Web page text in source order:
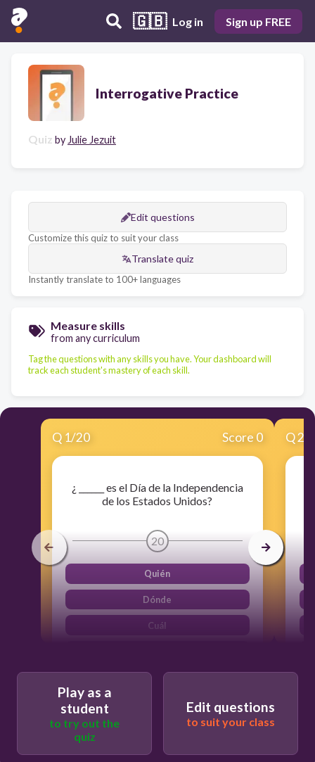
🇬🇧 Log in Sign up FREE
Interrogative Practice
Quiz by Julie Jezuit
Edit questions
Customize this quiz to suit your class
Translate quiz
Instantly translate to 100+ languages
Measure skills
from any curriculum
Tag the questions with any skills you have. Your dashboard will
track each student's mastery of each skill.
Q 1/20 Score 0
¿ ______ es el Día de la Independencia
de los Estados Unidos?
20
Quién
Dónde
Cuál
Q2
Play as a
student
to try out the
quiz
Edit questions
to suit your class